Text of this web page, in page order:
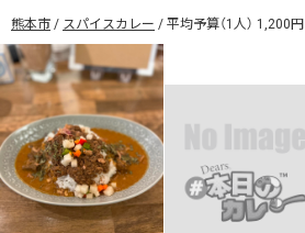
熊本市 スパイスカレー 平均予算（1人） 1,200円